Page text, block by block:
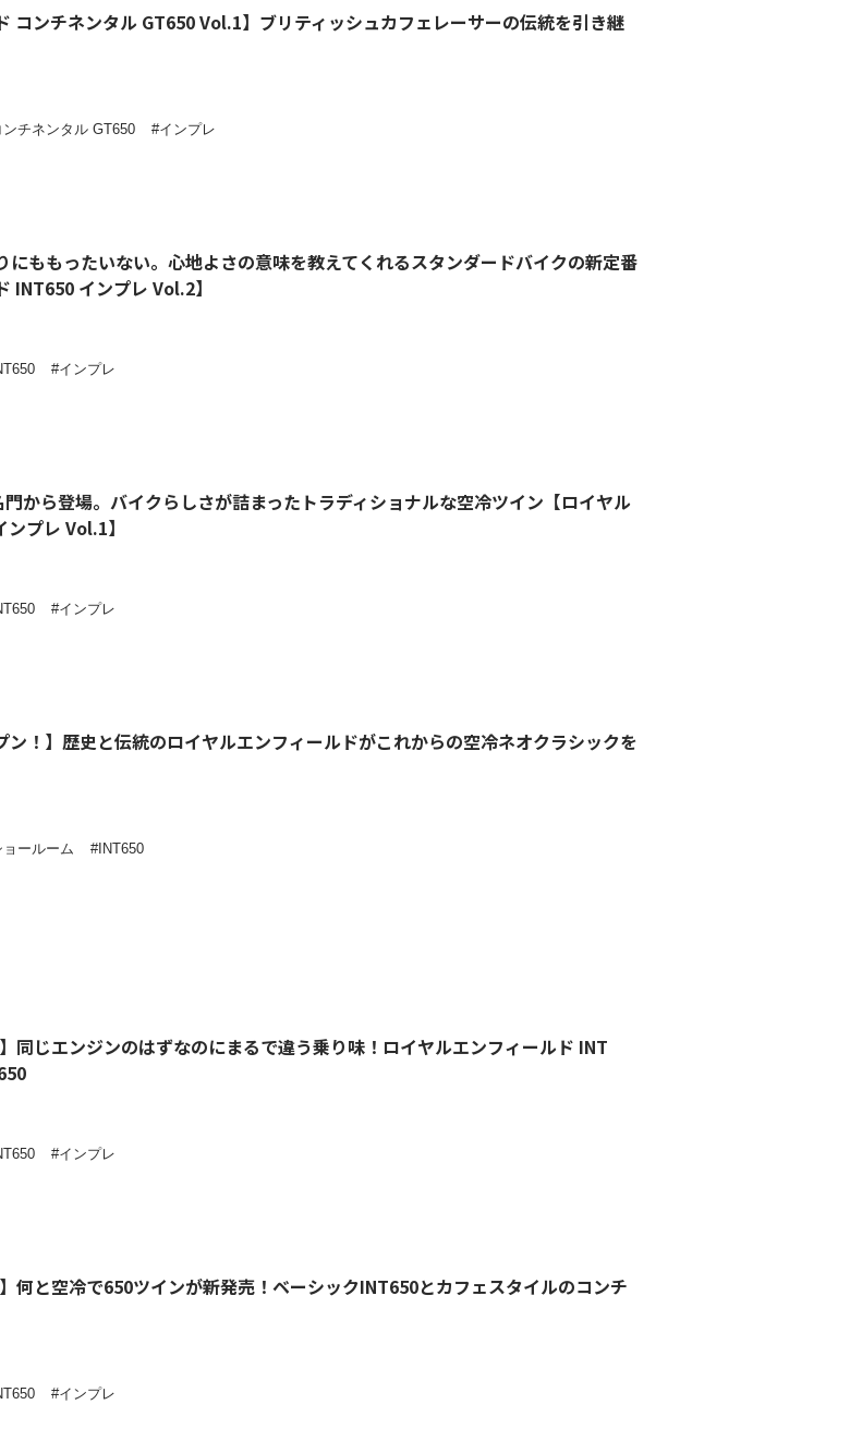
コンチネンタル GT650 Vol.1】ブリティッシュカフェレーサーの伝統を引き継
ンチネンタル GT650 インプレ
にももったいない。心地よさの意味を教えてくれるスタンダードバイクの新定番
INT650 インプレ Vol.2】
インプレ
から登場。バイクらしさが詰まったトラディショナルな空冷ツイン【ロイヤル
プレ Vol.1】
インプレ
ン！】歴史と伝統のロイヤルエンフィールドがこれからの空冷ネオクラシックを
ョールーム INT650
同じエンジンのはずなのにまるで違う乗り味！ロイヤルエンフィールド INT
インプレ
何と空冷で650ツインが新発売！ベーシックINT650とカフェスタイルのコンチ
インプレ